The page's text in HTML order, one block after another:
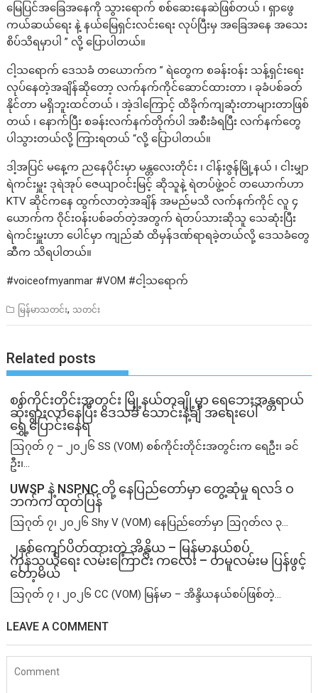
မြေပြင်အခြေအနေကို သွားရောက် စစ်ဆေးနေဆဲဖြစ်တယ် ၊ ရှာဖွေ
ကယ်ဆယ်ရေး နဲ့ နယ်မြေရှင်းလင်းရေး လုပ်ပြီးမှ အခြေအနေ အသေး
စိပ်သိရမှာပါ ” လို့ ပြောပါတယ်။
ငါ့သရောက် ဒေသခံ တယောက်က ” ရဲတွေက စခန်းဝန်း သန့်ရှင်းရေး
လုပ်နေတဲ့အချိန်ဆိုတော့ လက်နက်ကိုင်ဆောင်ထားတာ ၊ ခုခံပစ်ခတ်
နိုင်တာ မရှိဘူးထင်တယ် ၊ အဲ့ဒါကြောင့် ထိခိုက်ကျဆုံးတာများတာဖြစ်
တယ် ၊ နောက်ပြီး စခန်းလက်နက်တိုက်ပါ အစီးခံရပြီး လက်နက်တွေ
ပါသွားတယ်လို့ ကြားရတယ် “လို့ ပြောပါတယ်။
ဒါ့အပြင် မနေ့က ညနေပိုင်းမှာ မန္တလေးတိုင်း ၊ ငါန်းဇွန်မြို့နယ် ၊ ငါးမျှာ
ရဲကင်းမှူး ဒုရဲအုပ် ဇေယျာဝင်းမြင့် ဆိုသူနဲ့ ရဲတပ်ဖွဲ့ဝင် တယောက်ဟာ
KTV ဆိုင်ကနေ ထွက်လာတဲ့အချိန် အမည်မသိ လက်နက်ကိုင် လူ ၄
ယောက်က ဝိုင်းဝန်းပစ်ခတ်တဲ့အတွက် ရဲတပ်သားဆိုသူ သေဆုံးပြီး
ရဲကင်းမှူးဟာ ပေါင်မှာ ကျည်ဆံ ထိမှန်ဒဏ်ရာရခဲ့တယ်လို့ ဒေသခံတွေ
ဆီက သိရပါတယ်။
#voiceofmyanmar #VOM #ငါ့သရောက်
မြန်မာသတင်း, သတင်း
Related posts
စစ်ကိုင်းတိုင်းအတွင်း မြို့နယ်တချို့မှာ ရေဘေးအန္တရာယ်
ဆိုးရွားလာနေပြီး ဒေသခံ သောင်းနဲ့ချီ အရေးပေါ်
ရွှေ့ပြောင်းနေရ
ဩဂုတ် ၇ – ၂၀၂၆ SS (VOM) စစ်ကိုင်းတိုင်းအတွင်းက ရေဦး၊ ခင်
ဦး၊...
UWSP နဲ့ NSPNC တို့ နေပြည်တော်မှာ တွေ့ဆုံမှု ရလဒ် ဝ
ဘက်က ထုတ်ပြန်
ဩဂုတ် ၇၊ ၂၀၂၆ Shy V (VOM) နေပြည်တော်မှာ ဩဂုတ်လ ၃...
၂နှစ်​ကျော်ပိတ်ထားတဲ့ အိန္ဒိယ – မြန်မာနယ်စပ်
ကုန်သွယ်ရေး လမ်းကြောင်း ကလေး – တမူလမ်းမ ပြန်ဖွင့်
တော့မယ်
ဩဂုတ် ၇ ၊ ၂၀၂၆ CC (VOM) မြန်မာ – အိန္ဒိယနယ်စပ်ဖြစ်တဲ့...
LEAVE A COMMENT